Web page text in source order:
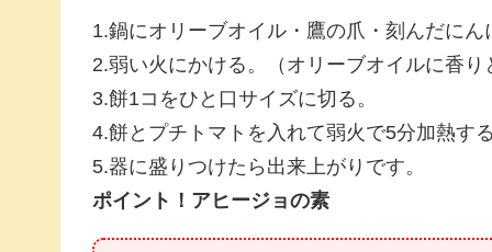
1.鍋にオリーブオイル・鷹の爪・刻んだに
2.弱い火にかける。（オリーブオイルに香り
3.餅1コをひと口サイズに切る。
4.餅とプチトマトを入れて弱火で5分加熱す
5.器に盛りつけたら出来上がりです。
ポイント！アヒージョの素